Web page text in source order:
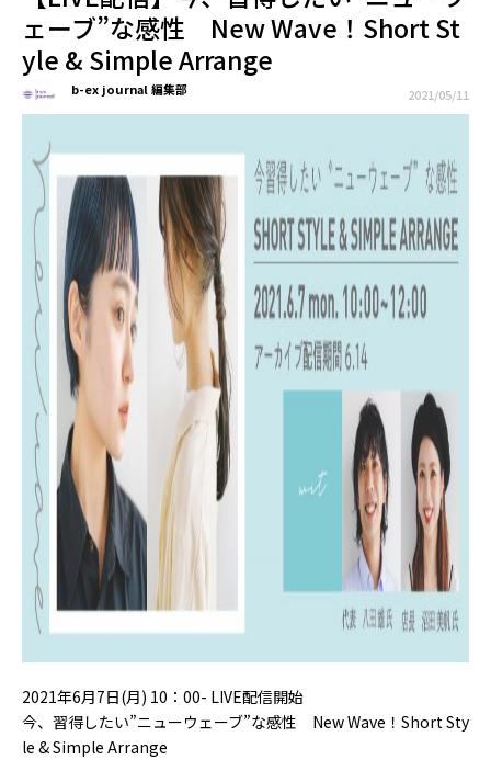
ェーブ”な感性 New Wave！Short St
yle & Simple Arrange
b-ex journal 編集部 2021/05/11
2021年6月7日(月) 10：00- LIVE配信開始
今、習得したい”ニューウェーブ”な感性 New Wave！Short Sty
le & Simple Arrange